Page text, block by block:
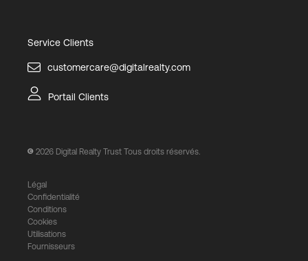
Service Clients
customercare@digitalrealty.com
Portail Clients
2026 Digital Realty Trust Tous droits réservés.
Légal
Confidentialité
Conditions
Cookies
Utilisations
Fournisseurs